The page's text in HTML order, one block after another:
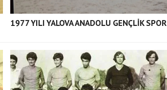
1977 YILI YALOVA ANADOLU GENÇLİK SPOR